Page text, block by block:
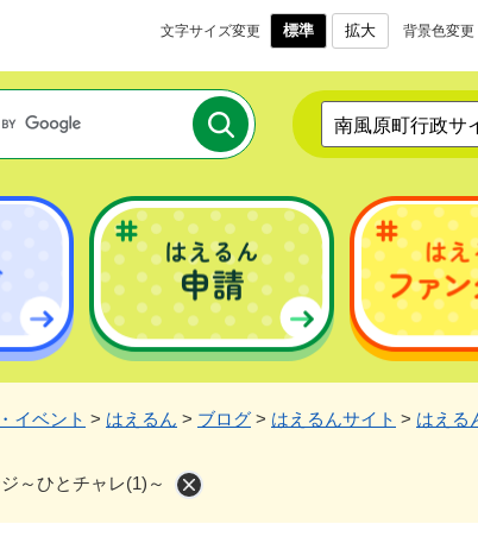
メニューを飛ばして本文へ
文字サイズ変更 標準 拡大 背景色変更
南風原町行政サ
イベント > はえるん > ブログ > はえるんサイト > はえる
～ひとチャレ(1)～